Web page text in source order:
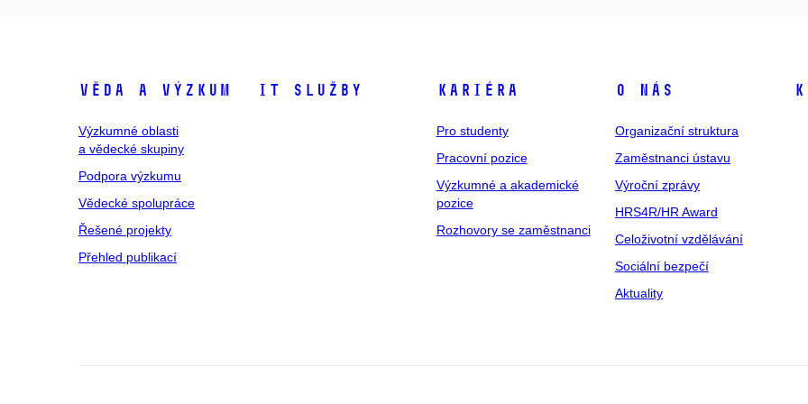
Věda a výzkum
Výzkumné oblasti
a vědecké skupiny
Podpora výzkumu
Vědecké spolupráce
Řešené projekty
Přehled publikací
IT služby Kariéra
Pro studenty
Pracovní pozice
Výzkumné a akademické
pozice
Rozhovory se zaměstnanci
O nás
Organizační struktura
Zaměstnanci ústavu
Výroční zprávy
HRS4R/HR Award
Celoživotní vzdělávání
Sociální bezpečí
Aktuality